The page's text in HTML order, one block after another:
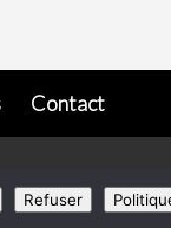
Contact
entre les repas
Refuser